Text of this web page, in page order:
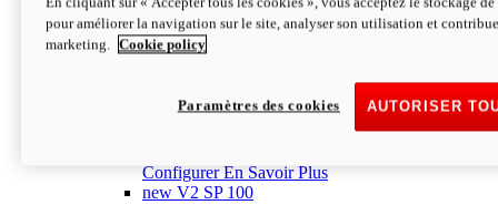
Configurer En Savoir Plus
newV2 SP
69 lb-ftCouple
Poids humide (sans carburant)
Configurer En Savoir Plus
new V2 SP 100
pour améliorer la navigation sur le site, analyser son utilisation et
marketing.
Cookie policy
AUTORISER
Paramètres des cookies